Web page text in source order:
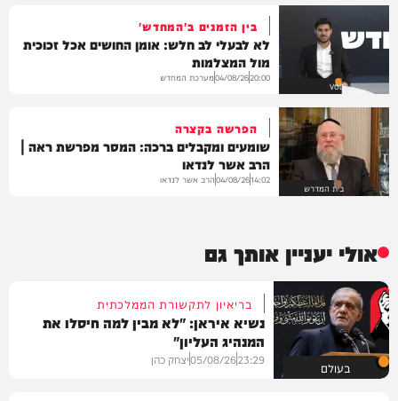
VOD
בין הזמנים ב'המחדש'
לא לבעלי לב חלש: אומן החושים אכל זכוכית
מול המצלמות
20:00
04/08/26מערכת המחדש
בית המדרש
הפרשה בקצרה
שומעים ומקבלים ברכה: המסר מפרשת ראה |
הרב אשר לנדאו
14:02
04/08/26הרב אשר לנדאו
אולי יעניין אותך גם
בעולם
בריאיון לתקשורת הממלכתית
נשיא איראן: "לא מבין למה חיסלו את
המנהיג העליון"
23:29
05/08/26יצחק כהן